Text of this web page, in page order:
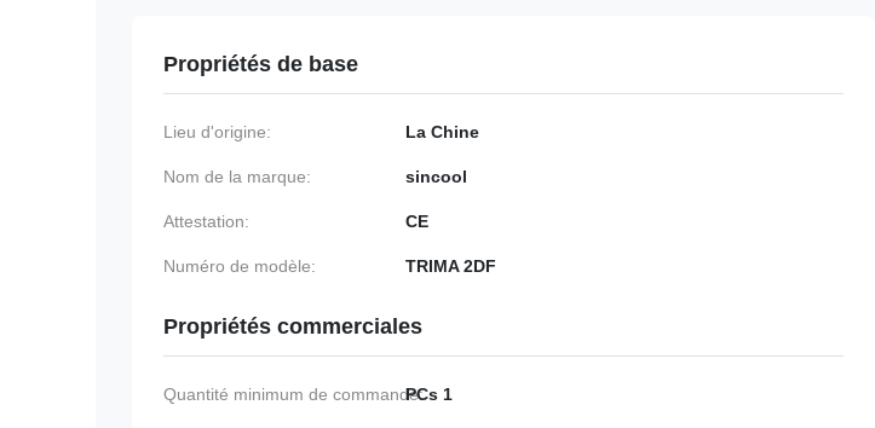
Propriétés de base
Lieu d'origine: La Chine
Nom de la marque: sincool
Attestation: CE
Numéro de modèle: TRIMA 2DF
Propriétés commerciales
Quantité minimum de commande:PCs 1